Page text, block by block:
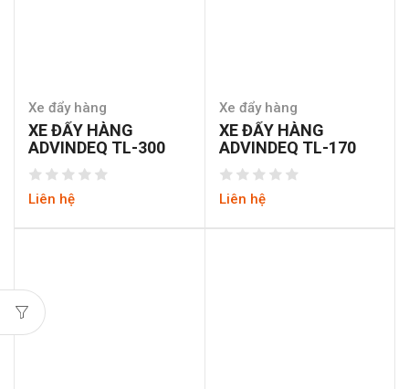
Xe đẩy hàng
XE ĐẨY HÀNG
ADVINDEQ TL-300
Liên hệ
Xe đẩy hàng
XE ĐẨY HÀNG
ADVINDEQ TL-170
Liên hệ